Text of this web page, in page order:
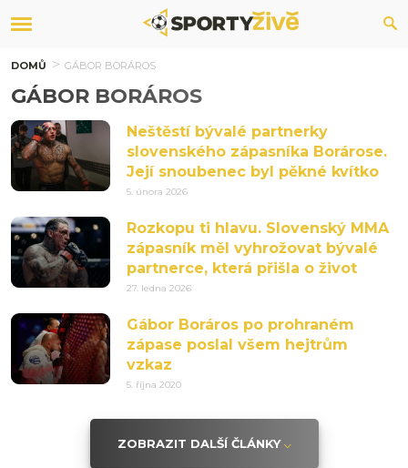
DOMŮ GÁBOR BORÁROS
GÁBOR BORÁROS
Neštěstí bývalé partnerky
slovenského zápasníka Borárose.
Její snoubenec byl pěkné kvítko
5. února 2026
Rozkopu ti hlavu. Slovenský MMA
zápasník měl vyhrožovat bývalé
partnerce, která přišla o život
27. ledna 2026
Gábor Boráros po prohraném
zápase poslal všem hejtrům
vzkaz
5. října 2020
ZOBRAZIT DALŠÍ ČLÁNKY